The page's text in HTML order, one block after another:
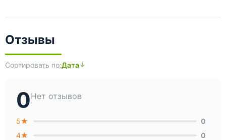
Отзывы
Сортировать по:Дата
0Нет отзывов
5★
0
4★
0